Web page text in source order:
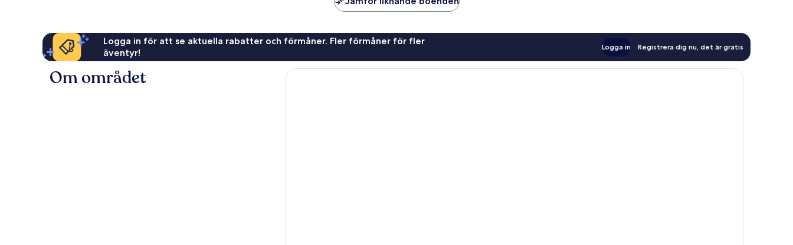
Logga in för att se aktuella rabatter och förmåner. Fler förmåner för fler
äventyr!
Logga in Registrera dig nu, det är gratis
Om området